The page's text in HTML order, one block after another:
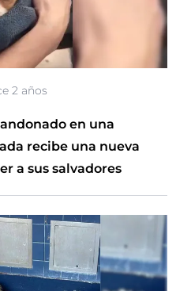
2 años
en una
recibe una nueva
a sus salvadores